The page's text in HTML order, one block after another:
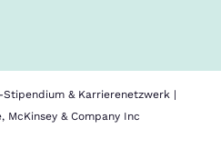
& Karrierenetzwerk |
McKinsey & Company Inc